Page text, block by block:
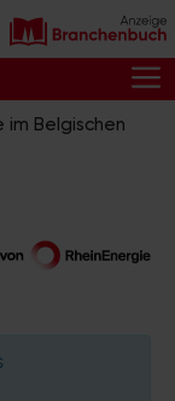
Belgischen